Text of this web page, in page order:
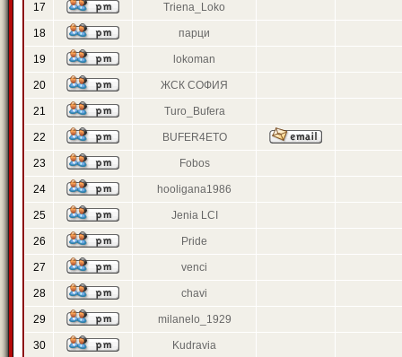
17 Triena_Loko
18 парци
19 lokoman
20 ЖСК СОФИЯ
21 Turo_Bufera
22 BUFER4ETO
23 Fobos
24 hooligana1986
25 Jenia LCI
26 Pride
27 venci
28 chavi
29 milanelo_1929
30 Kudravia